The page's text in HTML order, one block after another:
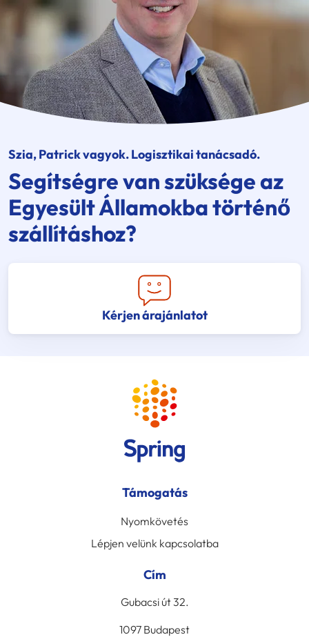
Szia, Patrick vagyok. Logisztikai tanácsadó.
Segítségre van szüksége az
Egyesült Államokba történő
szállításhoz?
Kérjen árajánlatot
Támogatás
Nyomkövetés
Lépjen velünk kapcsolatba
Cím
Gubacsi út 32.
1097 Budapest